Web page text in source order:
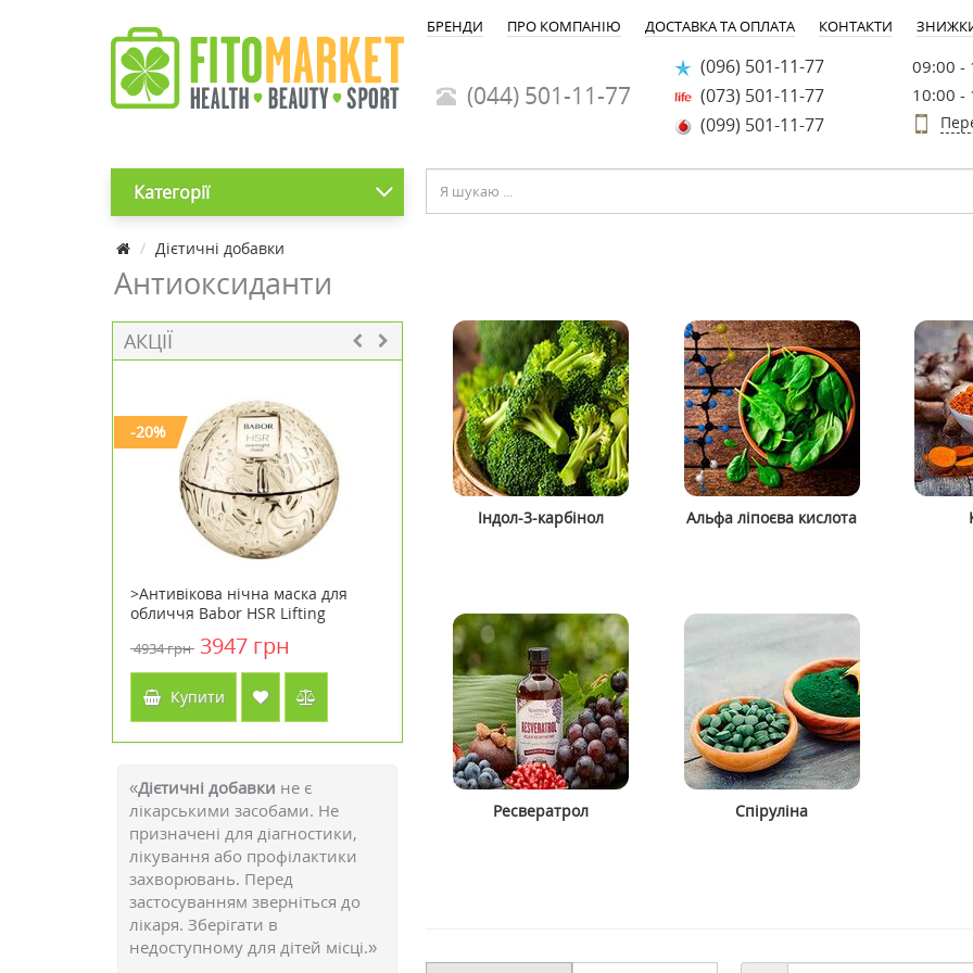
БРЕНДИ ПРО КОМПАНІЮ ДОСТАВКА ТА ОПЛАТА КОНТАКТИ
(044) 501-11-77
(096) 501-11-77
(073) 501-11-77
(099) 501-11-77
09:00 -
10:00 -
Категорії
Дієтичні добавки
Антиоксиданти
АКЦІЇ
-20%
>Антивікова нічна маска для
обличчя Babor HSR Lifting
4934 грн 3947 грн
Купити
лінолева кислота) 1000 мг 90
капсул ТМ Кантрі Лайф / Country
1572 грн 1100 грн
Купити
-30%
60 капсул ТМ Кантрі Лайф /
Купити
«Дієтичні добавки не є
лікарськими засобами. Не
призначені для діагностики,
лікування або профілактики
захворювань. Перед
застосуванням зверніться до
лікаря. Зберігати в
недоступному для дітей місці.»
Індол-3-карбінол Альфа ліпоєва кислота
Ресвератрол Спіруліна